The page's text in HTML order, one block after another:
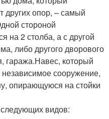
других опор, – самый
стороной
на 2 столба, а с другой
либо другого дворового
гаража.Навес, который
сооружение,
опирающуюся на стойки
видов: